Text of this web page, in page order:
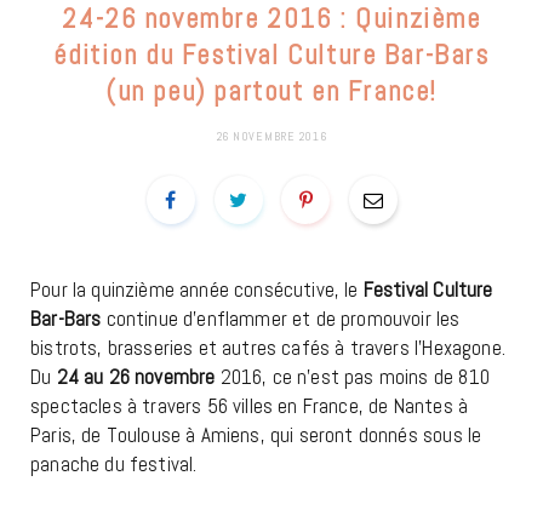
24-26 novembre 2016 : Quinzième
édition du Festival Culture Bar-Bars
(un peu) partout en France!
26 NOVEMBRE 2016
Pour la quinzième année consécutive, le Festival Culture
Bar-Bars continue d’enflammer et de promouvoir les
bistrots, brasseries et autres cafés à travers l’Hexagone.
Du 24 au 26 novembre 2016, ce n’est pas moins de 810
spectacles à travers 56 villes en France, de Nantes à
Paris, de Toulouse à Amiens, qui seront donnés sous le
panache du festival.